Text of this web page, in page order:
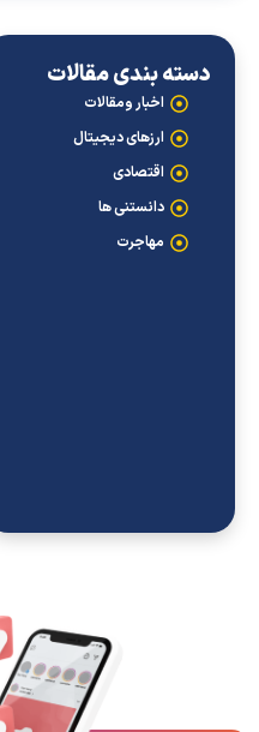
دسته بندی مقالات
اخبار ومقالات
ارزهای دیجیتال
اقتصادی
دانستنی ها
مهاجرت